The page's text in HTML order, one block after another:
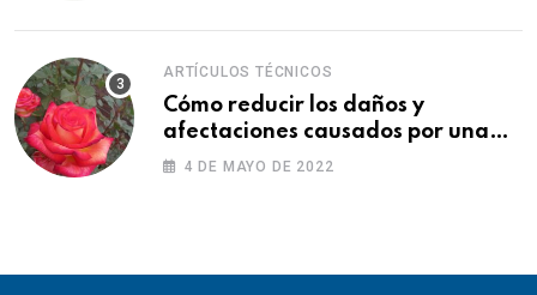
ARTÍCULOS TÉCNICOS
Cómo reducir los daños y
afectaciones causados por una
fitotoxicidad
4 DE MAYO DE 2022